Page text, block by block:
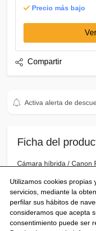
Precio más bajo
Compartir
Activa alerta de
Ficha del
Cámara híbrida / Canon
Utilizamos cookies
servicios, mediante la
perfilar sus hábitos de
consideramos que acepta
consentimiento puede ser